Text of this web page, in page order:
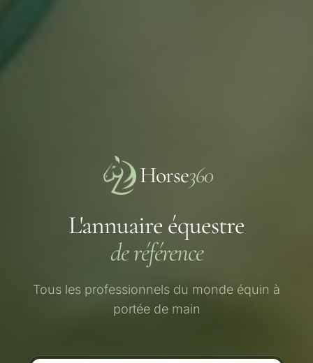
Horse360
L'annuaire équestre
de référence
Tous les professionnels du monde équin à
portée de main